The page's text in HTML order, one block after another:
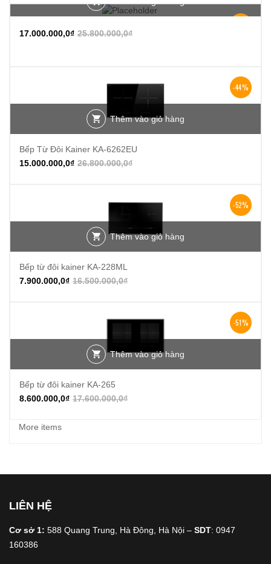
25.800.000,0₫
17.000.000,0₫
-44%
Thêm vào giỏ hàng
Bếp Từ Đôi Kainer KA-6262EU
26.800.000,0₫
15.000.000,0₫
-52%
Thêm vào giỏ hàng
Bếp từ đôi kainer KA-228ML
16.500.000,0₫
7.900.000,0₫
-51%
Thêm vào giỏ hàng
Bếp từ đôi kainer KA-265
17.600.000,0₫
8.600.000,0₫
More items
LIÊN HỆ
Cơ sở 1: 588 Quang Trung, Hà Đông, Hà Nội – SDT: 0947
160386